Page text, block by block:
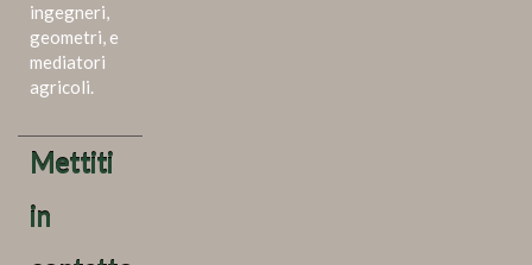
ingegneri,
geometri, e
mediatori
agricoli.
Mettiti
in